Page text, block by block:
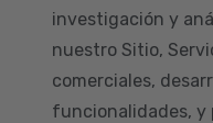
investigación y
nuestro Sitio,
comerciales,
funcionalidades, y